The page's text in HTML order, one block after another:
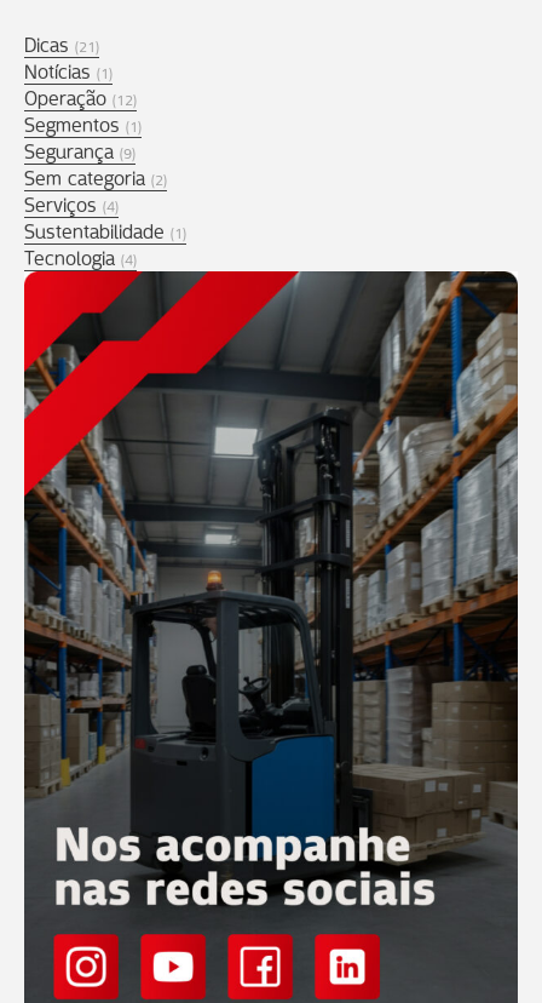
Dicas (21)
Notícias (1)
Operação (12)
Segmentos (1)
Segurança (9)
Sem categoria (2)
Serviços (4)
Sustentabilidade (1)
Tecnologia (4)